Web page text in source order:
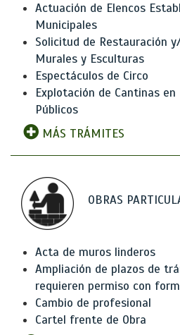
Actuación de Elencos
Municipales
Solicitud de Restauración
Murales y Esculturas
Espectáculos de Circo
Explotación de Cantinas
Públicos
MÁS TRÁMITES
OBRAS
Acta de muros linderos
Ampliación de plazos de
requieren permiso con
Cambio de profesional
Cartel frente de Obra